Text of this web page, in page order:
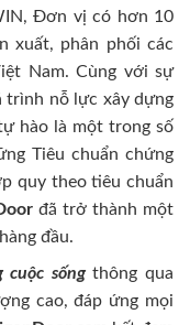
Đơn vị có hơn 10
xuất, phân phối các
Nam. Cùng với sự
trình nỗ lực xây dựng
hào là một trong số
Tiêu chuẩn chứng
quy theo tiêu chuẩn
đã trở thành một
đầu.
cuộc sốngthông qua
cao, đáp ứng mọi